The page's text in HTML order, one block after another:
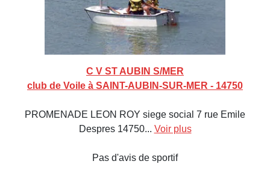
C V ST AUBIN S/MER
club de Voile à SAINT-AUBIN-SUR-MER - 14750
PROMENADE LEON ROY siege social 7 rue Emile
Despres 14750... Voir plus
Pas d'avis de sportif